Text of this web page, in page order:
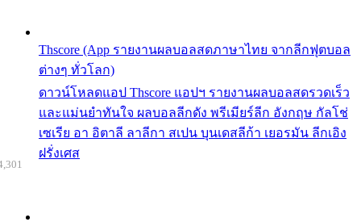
Thscore (App รายงานผลบอลสดภาษาไทย จากลีกฟุตบอล
ต่างๆ ทั่วโลก)
ดาวน์โหลดแอป Thscore แอปฯ รายงานผลบอลสดรวดเร็ว
และแม่นยำทันใจ ผลบอลลีกดัง พรีเมียร์ลีก อังกฤษ กัลโช่
เซเรีย อา อิตาลี ลาลีกา สเปน บุนเดสลีก้า เยอรมัน ลีกเอิง
ฝรั่งเศส